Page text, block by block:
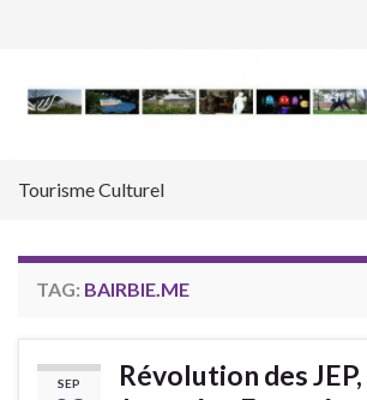
Tourisme Culturel
TAG: BAIRBIE.ME
SEP
Révolution des